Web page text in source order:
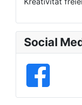
Social